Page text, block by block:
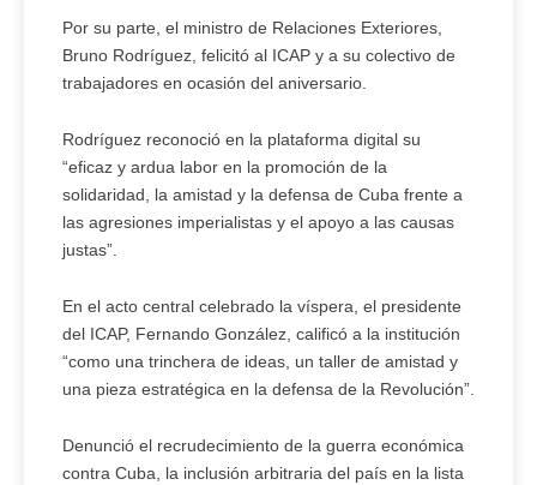
Por su parte, el ministro de Relaciones Exteriores,
Bruno Rodríguez, felicitó al ICAP y a su colectivo de
trabajadores en ocasión del aniversario.
Rodríguez reconoció en la plataforma digital su
“eficaz y ardua labor en la promoción de la
solidaridad, la amistad y la defensa de Cuba frente a
las agresiones imperialistas y el apoyo a las causas
justas”.
En el acto central celebrado la víspera, el presidente
del ICAP, Fernando González, calificó a la institución
“como una trinchera de ideas, un taller de amistad y
una pieza estratégica en la defensa de la Revolución”.
Denunció el recrudecimiento de la guerra económica
contra Cuba, la inclusión arbitraria del país en la lista